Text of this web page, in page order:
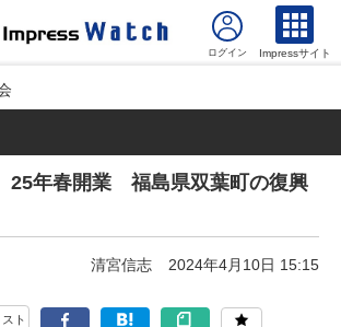
Impressサイト
25年春開業 福島県双葉町の復興
清宮信志 2024年4月10日 15:15
スト